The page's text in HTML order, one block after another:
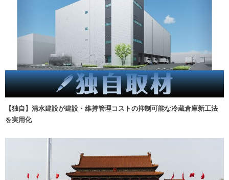
【独自】清水建設が建設・維持管理コストの抑制可能な冷蔵倉庫新工法
を実用化